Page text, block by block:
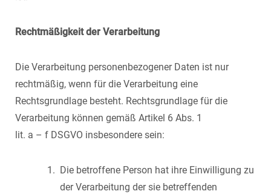
Rechtmäßigkeit der Verarbeitung
Die Verarbeitung personenbezogener Daten ist nur
rechtmäßig, wenn für die Verarbeitung eine
Rechtsgrundlage besteht. Rechtsgrundlage für die
Verarbeitung können gemäß Artikel 6 Abs. 1
lit. a – f DSGVO insbesondere sein:
Die betroffene Person hat ihre Einwilligung zu
der Verarbeitung der sie betreffenden